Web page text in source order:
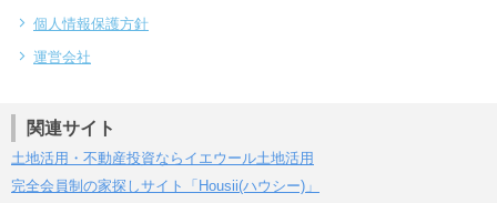
個人情報保護方針
運営会社
関連サイト
土地活用・不動産投資ならイエウール土地活用
完全会員制の家探しサイト「Housii(ハウシー)」